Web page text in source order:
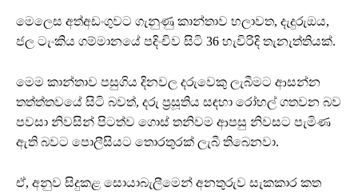
මෙලෙස අත්අඩංගුවට ගැනුණු කාන්තාව හලාවත, දැදුරුඔය,
ජල ටැංකිය ගම්මානයේ පදිංචිව සිටි 36 හැවිරිදි තැනැත්තියක්.
මෙම කාන්තාව පසුගිය දිනවල දරුවෙකු ලැබීමට ආසන්න
තත්ත්තවයේ සිටි බවත්, දරු ප්‍රසූතිය සඳහා රෝහල් ගතවන බව
පවසා නිවසින් පිටත්ව ගොස් තනිවම ආපසු නිවසට පැමිණ
ඇති බවට පොලීසියට තොරතුරක් ලැබී තිබෙනවා.
ඒ, අනුව සිදුකළ සොයාබැලීමෙන් අනතුරුව සැකකාර කත